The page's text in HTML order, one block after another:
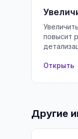
повысит
Открыть
Другие